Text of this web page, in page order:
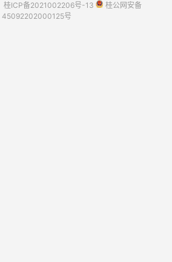
桂ICP备2021002206号-13
桂公网安备
45092202000125号